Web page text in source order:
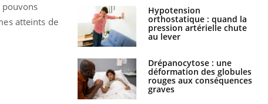
pouvons
atteints de
Hypotension
orthostatique : quand la
pression artérielle chute
au lever
Drépanocytose : une
déformation des globules
rouges aux conséquences
graves